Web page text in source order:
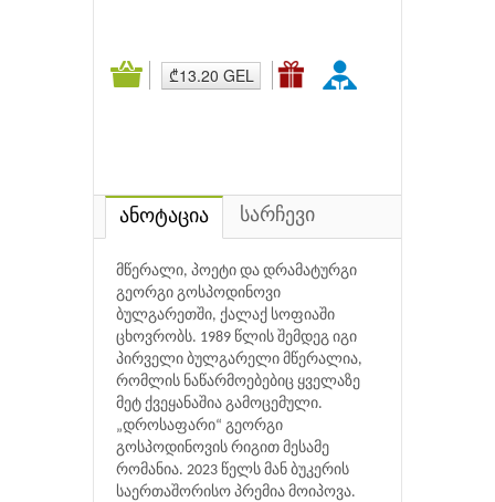
₾13.20 GEL
ანოტაცია სარჩევი
მწერალი, პოეტი და დრამატურგი
გეორგი გოსპოდინოვი
ბულგარეთში, ქალაქ სოფიაში
ცხოვრობს. 1989 წლის შემდეგ იგი
პირველი ბულგარელი მწერალია,
რომლის ნაწარმოებებიც ყველაზე
მეტ ქვეყანაშია გამოცემული.
„დროსაფარი“ გეორგი
გოსპოდინოვის რიგით მესამე
რომანია. 2023 წელს მან ბუკერის
საერთაშორისო პრემია მოიპოვა.